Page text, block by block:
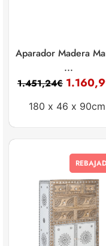
Aparador Madera
...
1.451,24€
180 x 46 x 90cm